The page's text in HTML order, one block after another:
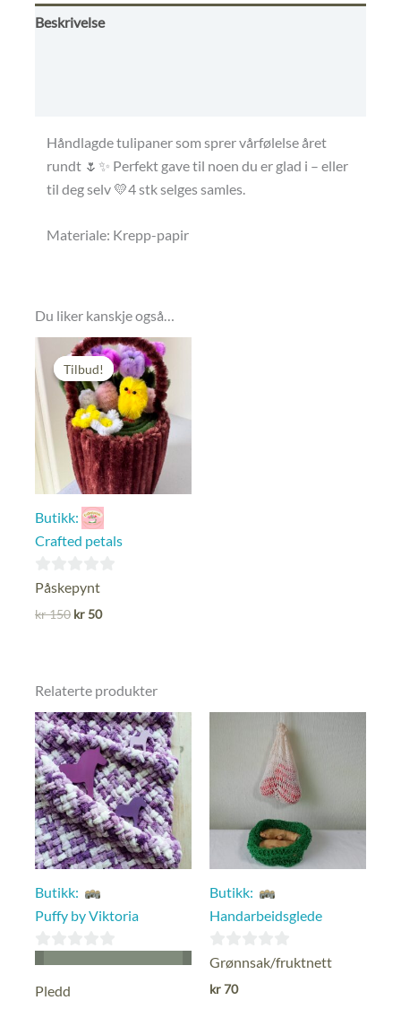
Beskrivelse
Håndlagde tulipaner som sprer vårfølelse året
rundt 🌷✨ Perfekt gave til noen du er glad i – eller
til deg selv 💛4 stk selges samles.
Materiale: Krepp-papir
Du liker kanskje også…
Tilbud!
Butikk:
Crafted petals
0
ut
Tilbud!
Påskepynt
kr150 Opprinnelig
kr50Nåværende
Relaterte produkter
Butikk:
Puffy by Viktoria
Pledd
Butikk:
Handarbeidsglede
0
ut
Grønnsak/fruktnett
kr70